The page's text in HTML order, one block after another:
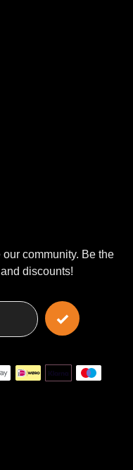
community. Be the
discounts!